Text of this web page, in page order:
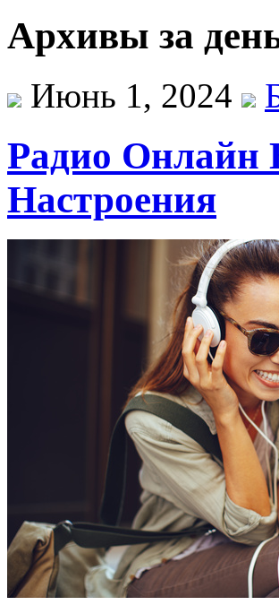
Архивы за
Июнь 1, 2024
Радио Онлайн
Настроения